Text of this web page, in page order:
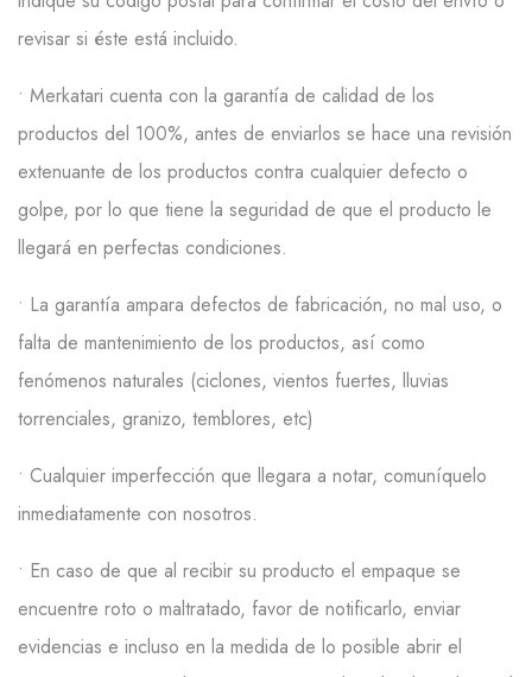
revisar si éste está incluido.
• Merkatari cuenta con la garantía de calidad de los
productos del 100%, antes de enviarlos se hace una revisión
extenuante de los productos contra cualquier defecto o
golpe, por lo que tiene la seguridad de que el producto le
llegará en perfectas condiciones.
• La garantía ampara defectos de fabricación, no mal uso, o
falta de mantenimiento de los productos, así como
fenómenos naturales (ciclones, vientos fuertes, lluvias
torrenciales, granizo, temblores, etc)
• Cualquier imperfección que llegara a notar, comuníquelo
inmediatamente con nosotros.
• En caso de que al recibir su producto el empaque se
encuentre roto o maltratado, favor de notificarlo, enviar
evidencias e incluso en la medida de lo posible abrir el